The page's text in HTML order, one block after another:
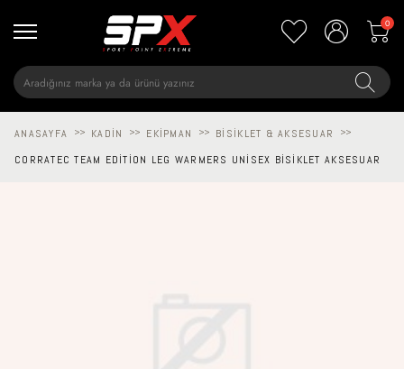
0
ANASAYFA >> KADIN >> EKIPMAN >> BISIKLET & AKSESUAR >>
CORRATEC TEAM EDITION LEG WARMERS UNISEX BISIKLET AKSESUAR